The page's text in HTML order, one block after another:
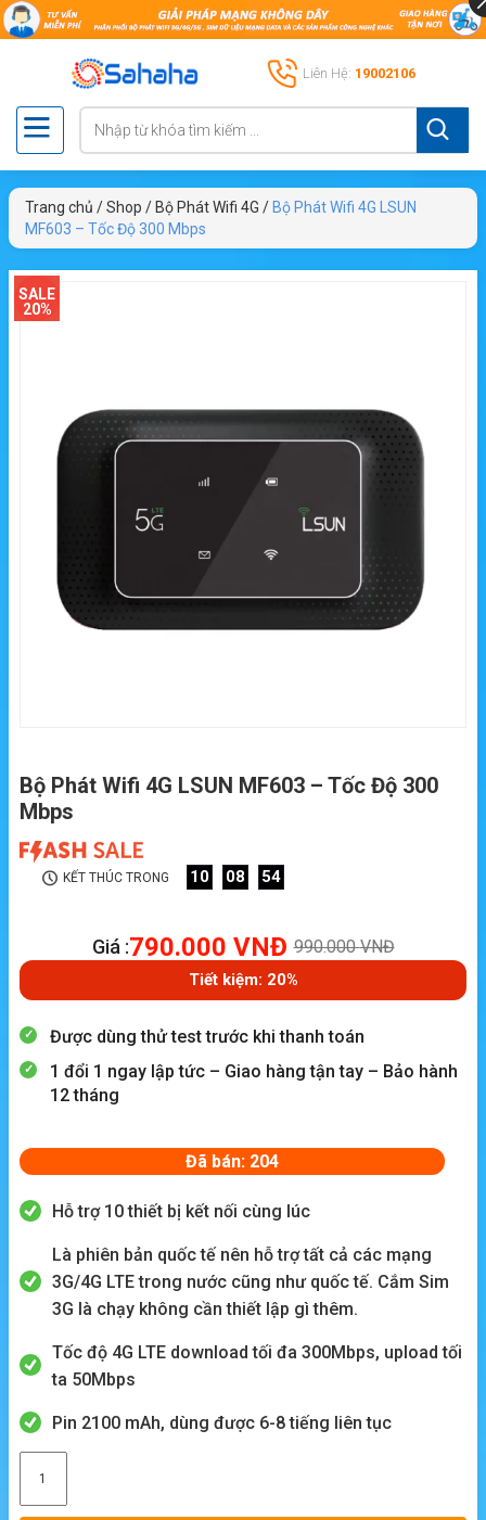
Liên Hệ: 19002106
Trang chủ /Shop / Bộ Phát Wifi 4G / Bộ Phát Wifi 4G LSUN
MF603 – Tốc Độ 300 Mbps
SALE
20%
Bộ Phát Wifi 4G LSUN MF603 – Tốc Độ 300
Mbps
KẾT THÚC TRONG 10 08 53
Giá :790.000 VNĐ 990.000VNĐ
Tiết kiệm: 20%
Được dùng thử test trước khi thanh toán
1 đổi 1 ngay lập tức – Giao hàng tận tay – Bảo hành
12 tháng
Đã bán: 204
Hỗ trợ 10 thiết bị kết nối cùng lúc
Là phiên bản quốc tế nên hỗ trợ tất cả các mạng
3G/4G LTE trong nước cũng như quốc tế. Cắm Sim
3G là chạy không cần thiết lập gì thêm.
Tốc độ 4G LTE download tối đa 300Mbps, upload tối
ta 50Mbps
Pin 2100 mAh, dùng được 6-8 tiếng liên tục